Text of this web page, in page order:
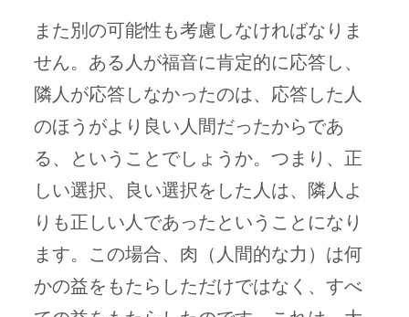
また別の可能性も考慮しなければなりま
せん。ある人が福音に肯定的に応答し、
隣人が応答しなかったのは、応答した人
のほうがより良い人間だったからであ
る、ということでしょうか。つまり、正
しい選択、良い選択をした人は、隣人よ
りも正しい人であったということになり
ます。この場合、肉（人間的な力）は何
かの益をもたらしただけではなく、すべ